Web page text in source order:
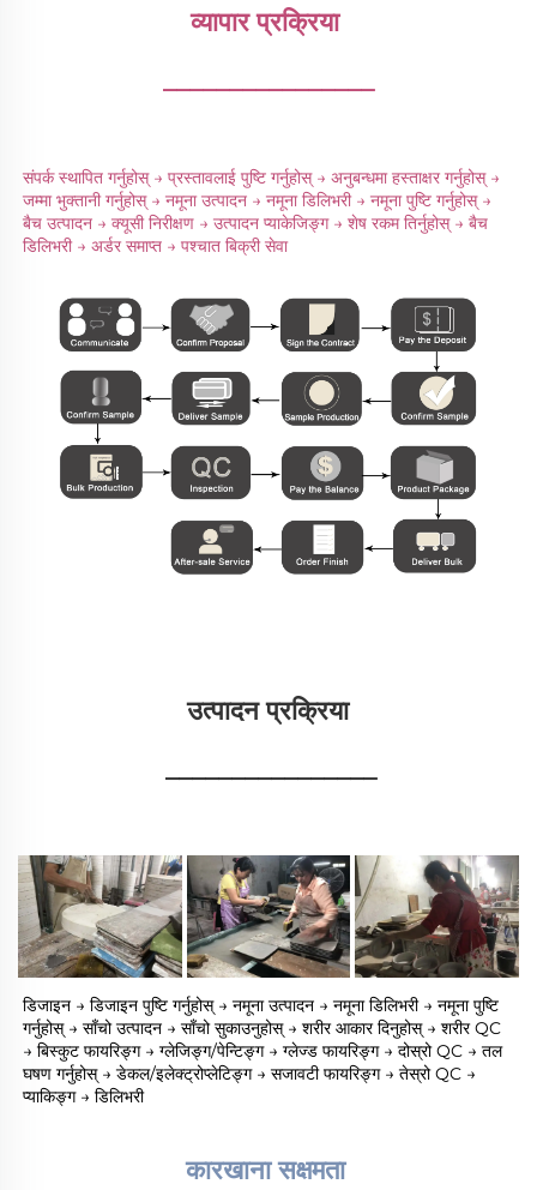
व्यापार प्रक्रिया
________________
संपर्क स्थापित गर्नुहोस् → प्रस्तावलाई पुष्टि गर्नुहोस् → अनुबन्धमा हस्ताक्षर गर्नुहोस् →
जम्मा भुक्तानी गर्नुहोस् → नमूना उत्पादन → नमूना डिलिभरी → नमूना पुष्टि गर्नुहोस् →
बैच उत्पादन → क्यूसी निरीक्षण → उत्पादन प्याकेजिङ्ग → शेष रकम तिर्नुहोस् → बैच
डिलिभरी → अर्डर समाप्त → पश्चात बिक्री सेवा
उत्पादन प्रक्रिया
________________
डिजाइन → डिजाइन पुष्टि गर्नुहोस् → नमूना उत्पादन → नमूना डिलिभरी → नमूना पुष्टि
गर्नुहोस् → साँचो उत्पादन → साँचो सुकाउनुहोस् → शरीर आकार दिनुहोस् → शरीर QC
→ बिस्कुट फायरिङ्ग → ग्लेजिङ्ग/पेन्टिङ्ग → ग्लेज्ड फायरिङ्ग → दोस्रो QC → तल
घषण गर्नुहोस् → डेकल/इलेक्ट्रोप्लेटिङ्ग → सजावटी फायरिङ्ग → तेस्रो QC →
प्याकिङ्ग → डिलिभरी
कारखाना सक्षमता